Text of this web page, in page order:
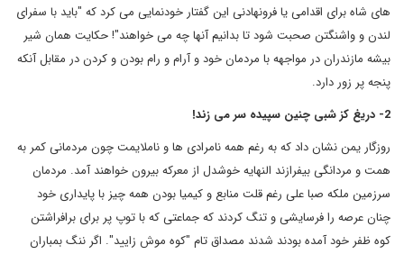
های شاه برای اقدامی یا فرونهادنی این گفتار خودنمایی می کرد که "باید با سفرای
لندن و واشنگتن صحبت شود تا بدانیم آنها چه می خواهند"! حکایت همان شیر
بیشه مازندران در مواجهه با مردمان خود و آرام و رام بودن و کردن در مقابل آنکه
پنجه پر زور دارد.
2- دریغ کز شبی چنین سپیده سر می زند!
روزگار یمن نشان داد که به رغم همه نامرادی ها و ناملایمت چون مردمانی کمر به
همت و مردانگی بیفرازند النهایه خوشدل از معرکه بیرون خواهند آمد. مردمان
سرزمین ملکه صبا علی رغم قلت منابع و کیمیا بودن همه چیز با پایداری خود
چنان عرصه را فرسایشی و تنگ کردند که جماعتی که با توپ پر برای برافراشتن
کوه ظفر خود آمده بودند شدند مصداق تام "کوه موش زایید". اگر ننگ بمباران